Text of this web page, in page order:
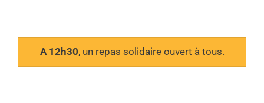
A 12h30, un repas solidaire ouvert à tous.